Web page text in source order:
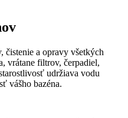
čistenie a opravy všetkých
vrátane filtrov, čerpadiel,
udržiava vodu
vášho bazéna.